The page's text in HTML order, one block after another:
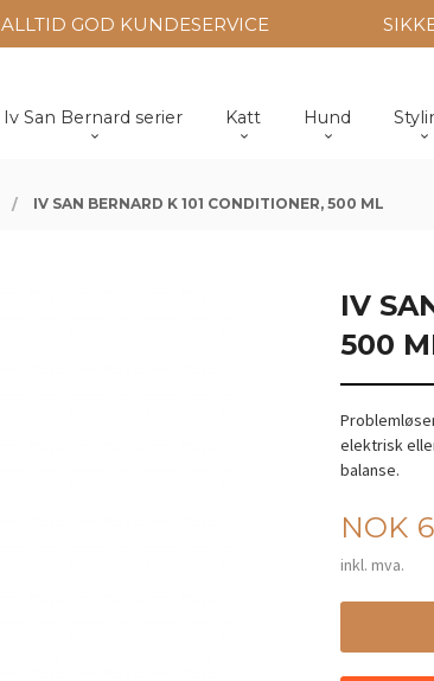
ALLTID GOD KUNDESERVICE
Iv San Bernard serier Katt Hund
IV SAN BERNARD K 101 CONDITIONER, 500 ML
IV
500
elektrisk
balanse.
Pris
NOK
inkl. mva.